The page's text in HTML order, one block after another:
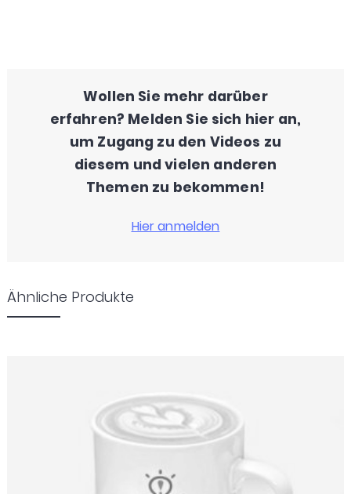
Wollen Sie mehr darüber
erfahren? Melden Sie sich hier an,
um Zugang zu den Videos zu
diesem und vielen anderen
Themen zu bekommen!
Ähnliche Produkte